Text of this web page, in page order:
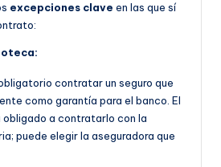
excepciones clave en las que sí
contratar un seguro que
como garantía para el banco. El
a contratarlo con la
puede elegir la aseguradora que